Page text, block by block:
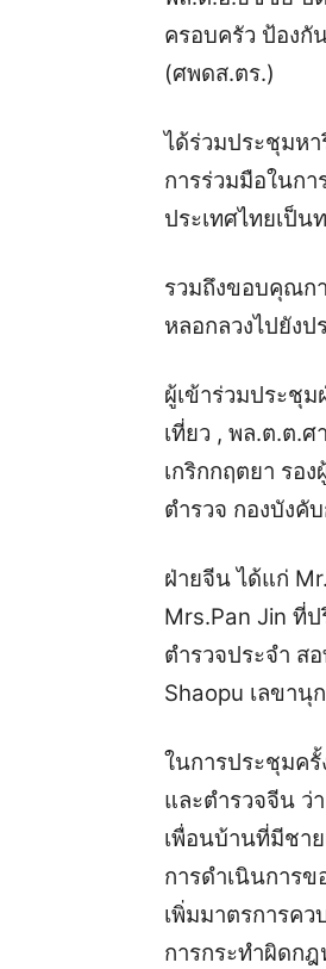
ครอบครัว ป้องกั
(ศพดส.ตร.)
ได้ร่วมประชุมห
การร่วมมือในก
ประเทศไทยเป็น
รวมถึงขอบคุณก
หลอกลวงไปยังป
ผู้เข้าร่วมประชุ
เที่ยว , พล.ต.ต.
เกริกกฤตยา รอ
ตำรวจ กองบังคั
ฝ่ายจีน ได้แก่
Mrs.Pan Jin ที่
ตำรวจประจำ ส
Shaopu เลขานุ
ในการประชุมค
และตำรวจจีน ว่
เพื่อนบ้านที่มีชา
การดำเนินการ
เพิ่มมาตรการค
การกระทำผิดก